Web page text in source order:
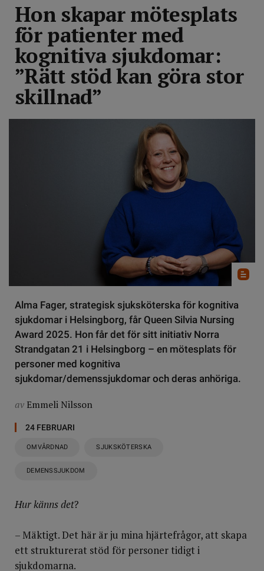
Hon skapar mötesplats
för patienter med
kognitiva sjukdomar:
”Rätt stöd kan göra stor
skillnad”
Alma Fager, strategisk sjuksköterska för kognitiva
sjukdomar i Helsingborg, får Queen Silvia Nursing
Award 2025. Hon får det för sitt initiativ Norra
Strandgatan 21 i Helsingborg – en mötesplats för
personer med kognitiva
sjukdomar/demenssjukdomar och deras anhöriga.
av Emmeli Nilsson
24 FEBRUARI
OMVÅRDNAD SJUKSKÖTERSKA
DEMENSSJUKDOM
Hur känns det?
– Mäktigt. Det här är ju mina hjärtefrågor, att skapa
ett strukturerat stöd för personer tidigt i
sjukdomarna.